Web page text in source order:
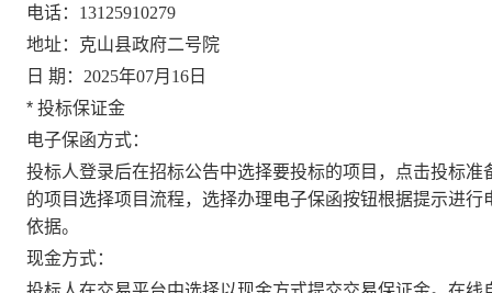
电话： 13125910279
地址：克山县政府二号院
日 期： 2025年07月 16 日
* 投标保证金
电子保函方式：
投标人登录后在招标公告中选择要投标的项目，点击投标
的项目选择项目流程，选择办理电子保函按钮根据提示进
依据。
现金方式：